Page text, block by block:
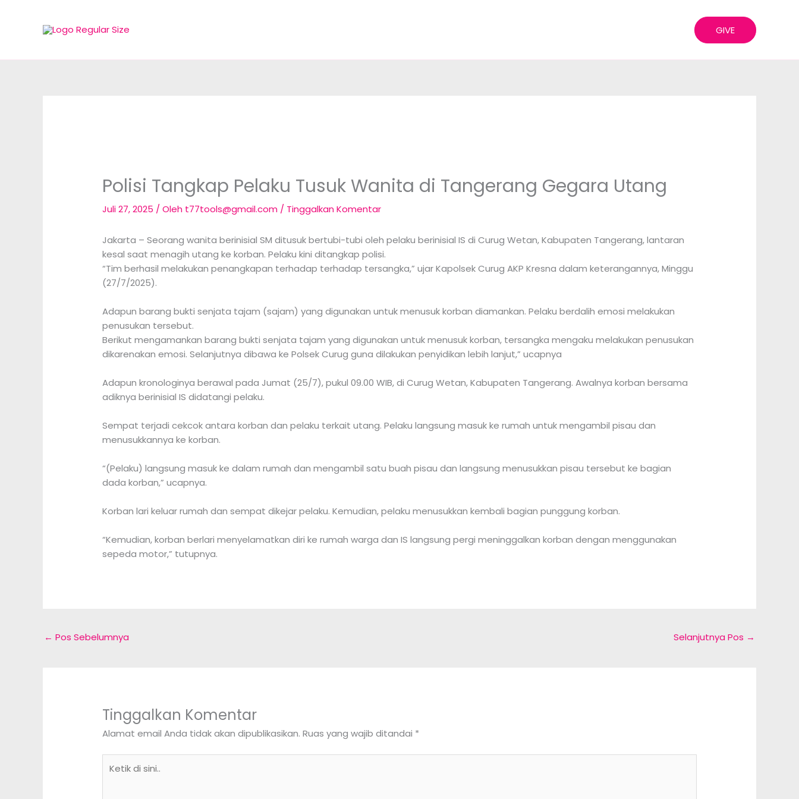
GIVE
Polisi Tangkap Pelaku Tusuk Wanita di Tangerang Gegara Utang
Juli 27, 2025 / Oleh t77tools@gmail.com / Tinggalkan Komentar
Jakarta – Seorang wanita berinisial SM ditusuk bertubi-tubi oleh pelaku berinisial IS di Curug Wetan, Kabupaten Tangerang, lantaran
kesal saat menagih utang ke korban. Pelaku kini ditangkap polisi.
“Tim berhasil melakukan penangkapan terhadap terhadap tersangka,” ujar Kapolsek Curug AKP Kresna dalam keterangannya, Minggu
(27/7/2025).
Adapun barang bukti senjata tajam (sajam) yang digunakan untuk menusuk korban diamankan. Pelaku berdalih emosi melakukan
penusukan tersebut.
Berikut mengamankan barang bukti senjata tajam yang digunakan untuk menusuk korban, tersangka mengaku melakukan penusukan
dikarenakan emosi. Selanjutnya dibawa ke Polsek Curug guna dilakukan penyidikan lebih lanjut,” ucapnya
Adapun kronologinya berawal pada Jumat (25/7), pukul 09.00 WIB, di Curug Wetan, Kabupaten Tangerang. Awalnya korban bersama
adiknya berinisial IS didatangi pelaku.
Sempat terjadi cekcok antara korban dan pelaku terkait utang. Pelaku langsung masuk ke rumah untuk mengambil pisau dan
menusukkannya ke korban.
“(Pelaku) langsung masuk ke dalam rumah dan mengambil satu buah pisau dan langsung menusukkan pisau tersebut ke bagian
dada korban,” ucapnya.
Korban lari keluar rumah dan sempat dikejar pelaku. Kemudian, pelaku menusukkan kembali bagian punggung korban.
“Kemudian, korban berlari menyelamatkan diri ke rumah warga dan IS langsung pergi meninggalkan korban dengan menggunakan
sepeda motor,” tutupnya.
← Pos Sebelumnya Selanjutnya Pos →
Tinggalkan Komentar
Alamat email Anda tidak akan dipublikasikan. Ruas yang wajib ditandai *
di